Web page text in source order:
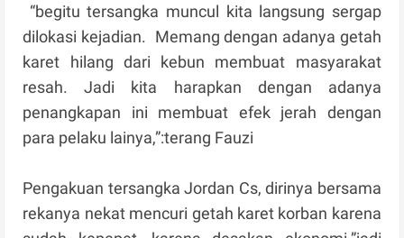
“begitu tersangka muncul kita langsung sergap
dilokasi kejadian. Memang dengan adanya getah
karet hilang dari kebun membuat masyarakat
resah. Jadi kita harapkan dengan adanya
penangkapan ini membuat efek jerah dengan
para pelaku lainya,”:terang Fauzi
Pengakuan tersangka Jordan Cs, dirinya bersama
rekanya nekat mencuri getah karet korban karena